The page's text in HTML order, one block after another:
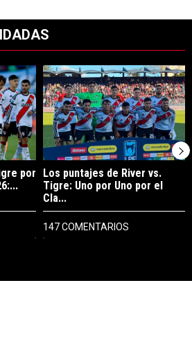
el título "Cómo salió River vs. Tigre
por
Un artículo de tendencia con el
Los puntajes de River vs.
Tigre: Uno por Uno por el
Cla...
147 COMENTARIOS